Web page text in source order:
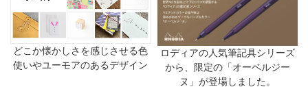
どこか懐かしさを感じさせる色
使いやユーモアのあるデザイン
ロディアの人気筆記具シリーズ
から、限定の「オーベルジー
ヌ」が登場しました。